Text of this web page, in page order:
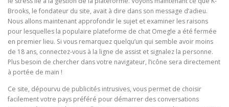
Brooks, le fondateur du site, avait à dire dans son message d’adieu.
Nous allons maintenant approfondir le sujet et examiner les raisons
pour lesquelles la populaire plateforme de chat Omegle a été fermée
en premier lieu. Si vous remarquez quelqu’un qui semble avoir moins
de 18 ans, connectez-vous à la ligne de assist et signalez la personne.
Plus besoin de chercher dans votre navigateur, l’icône sera directement
à portée de main !
Ce site, dépourvu de publicités intrusives, vous permet de choisir
facilement votre pays préféré pour démarrer des conversations